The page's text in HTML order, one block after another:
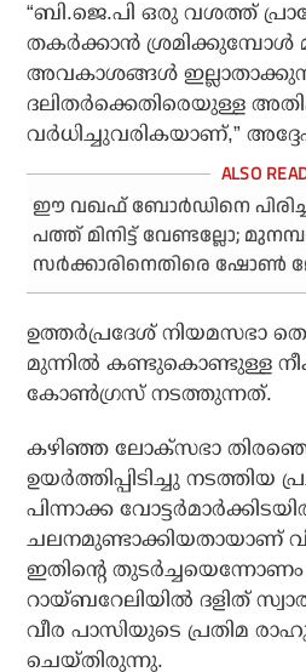
“ബി.ജെ.പി ഒരു വശത്ത്
തകർക്കാൻ ശ്രമിക്കുമ്പോൾ
അവകാശങ്ങൾ
ദലിതർക്കെതിരെയുള്ള
വർധിച്ചുവരികയാണ്,”
ഈ വഖഫ് ബോർഡിനെ
പത്ത് മിനിട്ട് വേണ്ടല്ലോ;
സർക്കാരിനെതിരെ ഷോൺ
ഉത്തർപ്രദേശ് നിയമസഭാ
മുന്നിൽ കണ്ടുകൊണ്ടുള്ള
കോൺഗ്രസ് നടത്തുന്നത്.
കഴിഞ്ഞ ലോക്സഭാ
ഉയർത്തിപ്പിടിച്ചു നടത്തിയ
പിന്നാക്ക
ചലനമുണ്ടാക്കിയതായാണ്
ഇതിന്റെ
റായ്ബറേലിയിൽ ദളിത്
വീര പാസിയുടെ പ്രതിമ
ചെയ്തിരുന്നു.